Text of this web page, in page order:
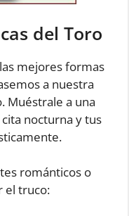
del Toro
mejores formas
a nuestra
Muéstrale a una
nocturna y tus
románticos o
el truco: